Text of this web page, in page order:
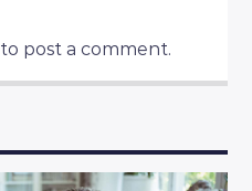
to post a comment.